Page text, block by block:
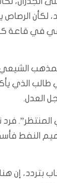
لكأن
في قاعة
الذي
العدل.
فرد
النفط
بتردد، إن